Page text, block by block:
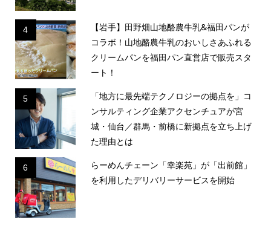
4
【岩手】田野畑山地酪農牛乳&福田パンが
コラボ！山地酪農牛乳のおいしさあふれる
クリームパンを福田パン直営店で販売スタ
ート！
5
「地方に最先端テクノロジーの拠点を」コ
ンサルティング企業アクセンチュアが宮
城・仙台／群馬・前橋に新拠点を立ち上げ
た理由とは
6
らーめんチェーン「幸楽苑」が「出前館」
を利用したデリバリーサービスを開始